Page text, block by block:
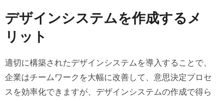
デザインシステムを作成するメ
リット
適切に構築されたデザインシステムを導入することで、
企業はチームワークを大幅に改善して、意思決定プロセ
スを効率化できますが、デザインシステムの作成で得ら